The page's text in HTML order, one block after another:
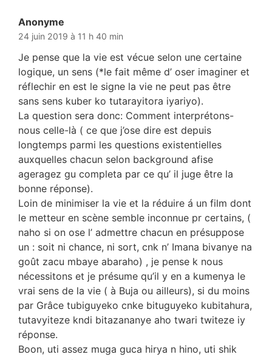
Anonyme
24 juin 2019 à 11 h 40 min
Je pense que la vie est vécue selon une certaine
logique, un sens (*le fait même d’ oser imaginer et
réflechir en est le signe la vie ne peut pas être
sans sens kuber ko tutarayitora iyariyo).
La question sera donc: Comment interprétons-
nous celle-là ( ce que j’ose dire est depuis
longtemps parmi les questions existentielles
auxquelles chacun selon background afise
ageragez gu completa par ce qu’ il juge être la
bonne réponse).
Loin de minimiser la vie et la réduire á un film dont
le metteur en scène semble inconnue pr certains, (
naho si on ose l’ admettre chacun en présuppose
un : soit ni chance, ni sort, cnk n’ Imana bivanye na
goût zacu mbaye abaraho) , je pense k nous
nécessitons et je présume qu’il y en a kumenya le
vrai sens de la vie ( à Buja ou ailleurs), si du moins
par Grâce tubiguyeko cnke bituguyeko kubitahura,
tutavyiteze kndi bitazananye aho twari twiteze iy
réponse.
Boon, uti assez muga guca hirya n hino, uti shik